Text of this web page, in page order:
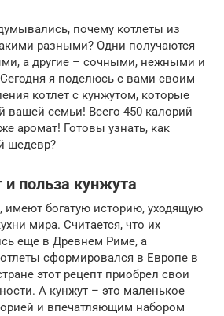
почему котлеты из
разными? Одни получаются
а другие – сочными, нежными и
я поделюсь с вами своим
котлет с кунжутом, которые
вашей семьи! Всего 450 калорий
аромат! Готовы узнать, как
шедевр?
и польза кунжута
имеют богатую историю, уходящую
мира. Считается, что их
еще в Древнем Риме, а
сформировался в Европе в
этот рецепт приобрел свои
А кунжут – это маленькое
и впечатляющим набором